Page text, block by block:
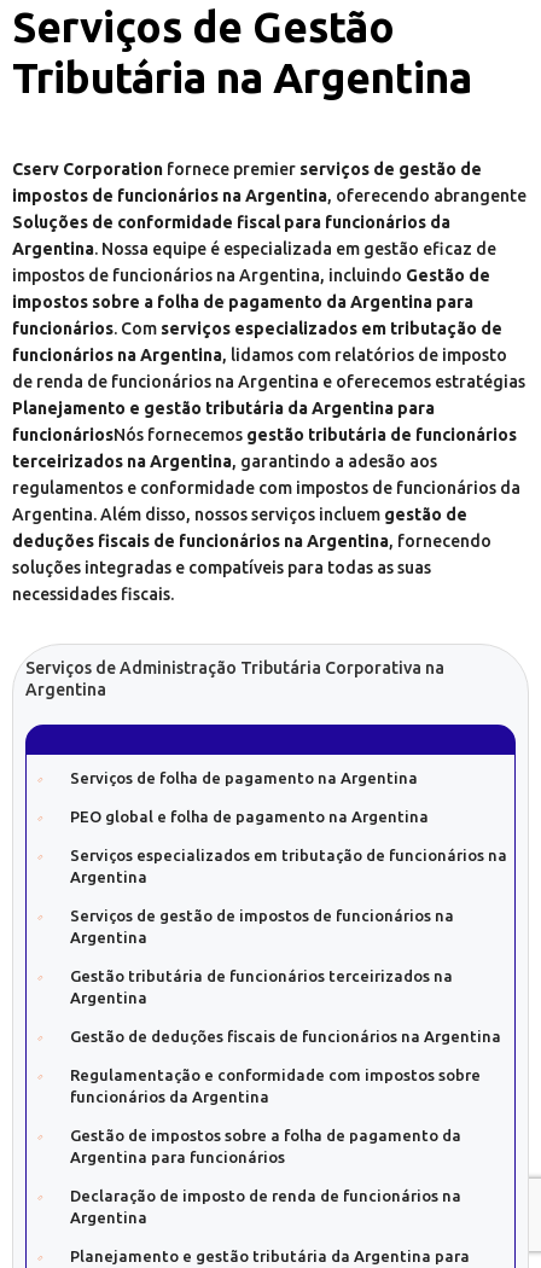
Serviços de Gestão
Tributária na Argentina
Cserv Corporation fornece premier serviços de gestão de
impostos de funcionários na Argentina, oferecendo abrangente
Soluções de conformidade fiscal para funcionários da
Argentina. Nossa equipe é especializada em gestão eficaz de
impostos de funcionários na Argentina, incluindo Gestão de
impostos sobre a folha de pagamento da Argentina para
funcionários. Com serviços especializados em tributação de
funcionários na Argentina, lidamos com relatórios de imposto
de renda de funcionários na Argentina e oferecemos estratégias
Planejamento e gestão tributária da Argentina para
funcionáriosNós fornecemos gestão tributária de funcionários
terceirizados na Argentina, garantindo a adesão aos
regulamentos e conformidade com impostos de funcionários da
Argentina. Além disso, nossos serviços incluem gestão de
deduções fiscais de funcionários na Argentina, fornecendo
soluções integradas e compatíveis para todas as suas
necessidades fiscais.
Serviços de Administração Tributária Corporativa na
Argentina
Serviços de folha de pagamento na Argentina
PEO global e folha de pagamento na Argentina
Serviços especializados em tributação de funcionários na
Argentina
Serviços de gestão de impostos de funcionários na
Argentina
Gestão tributária de funcionários terceirizados na
Argentina
Gestão de deduções fiscais de funcionários na Argentina
Regulamentação e conformidade com impostos sobre
funcionários da Argentina
Gestão de impostos sobre a folha de pagamento da
Argentina para funcionários
Declaração de imposto de renda de funcionários na
Argentina
Planejamento e gestão tributária da Argentina para